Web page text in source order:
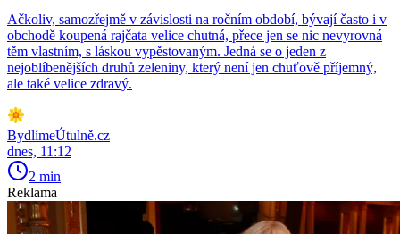
Ačkoliv, samozřejmě v závislosti na ročním období, bývají často i v
obchodě koupená rajčata velice chutná, přece jen se nic nevyrovná
těm vlastním, s láskou vypěstovaným. Jedná se o jeden z
nejoblíbenějších druhů zeleniny, který není jen chuťově příjemný,
ale také velice zdravý.
BydlímeÚtulně.cz
dnes, 11:12
2 min
Reklama